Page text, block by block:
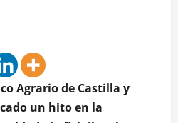
Agrario de Castilla y
un hito en la